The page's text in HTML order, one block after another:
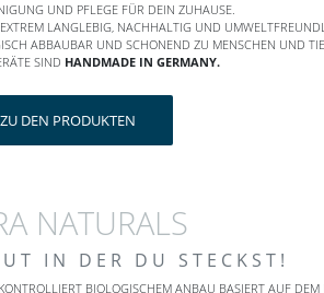
UND PFLEGE FÜR DEIN ZUHAUSE.
LANGLEBIG, NACHHALTIG UND
ABBAUBAR UND SCHONEND ZU MENSCHEN UND
SIND HANDMADE IN GERMANY.
ZU DEN PRODUKTEN
NATURALS
IN DER DU STECKST!
BIOLOGISCHEM ANBAU BASIERT AUF DEM